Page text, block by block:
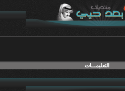
التعليمـــات